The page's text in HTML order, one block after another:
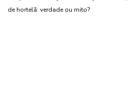
de hortelã: verdade ou mito?